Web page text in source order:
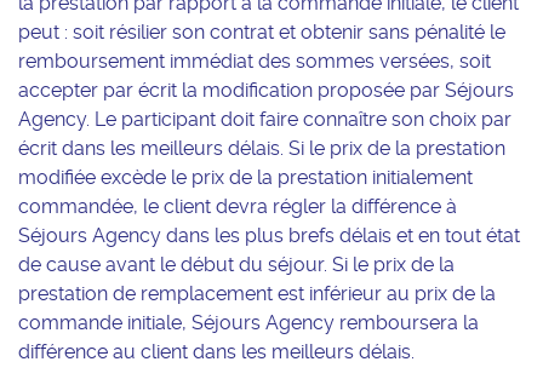
peut : soit résilier son contrat et obtenir sans pénalité le
remboursement immédiat des sommes versées, soit
accepter par écrit la modification proposée par Séjours
Agency. Le participant doit faire connaître son choix par
écrit dans les meilleurs délais. Si le prix de la prestation
modifiée excède le prix de la prestation initialement
commandée, le client devra régler la différence à
Séjours Agency dans les plus brefs délais et en tout état
de cause avant le début du séjour. Si le prix de la
prestation de remplacement est inférieur au prix de la
commande initiale, Séjours Agency remboursera la
différence au client dans les meilleurs délais.